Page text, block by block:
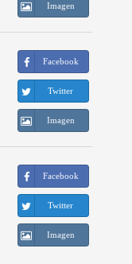
Imagen
Facebook
Twitter
Imagen
Facebook
Twitter
Imagen